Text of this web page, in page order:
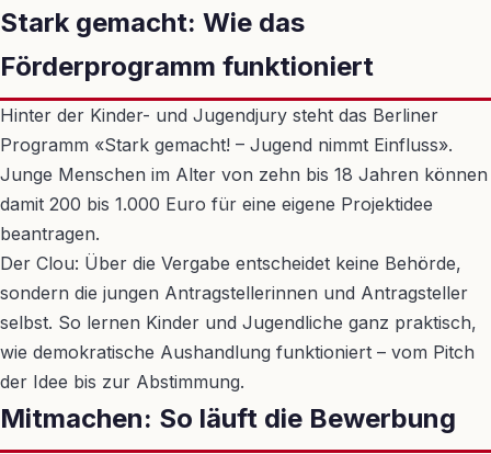
Stark gemacht: Wie das
Förderprogramm funktioniert
Hinter der Kinder- und Jugendjury steht das Berliner
Programm «Stark gemacht! – Jugend nimmt Einfluss».
Junge Menschen im Alter von zehn bis 18 Jahren können
damit 200 bis 1.000 Euro für eine eigene Projektidee
beantragen.
Der Clou: Über die Vergabe entscheidet keine Behörde,
sondern die jungen Antragstellerinnen und Antragsteller
selbst. So lernen Kinder und Jugendliche ganz praktisch,
wie demokratische Aushandlung funktioniert – vom Pitch
der Idee bis zur Abstimmung.
Mitmachen: So läuft die Bewerbung